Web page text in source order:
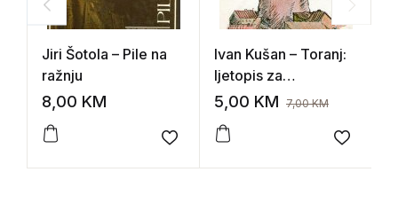
Jiri Šotola – Pile na
ražnju
8,00 KM
Add to wishlist
Ivan Kušan – Toranj:
ljetopis za
razbribrigu
5,00 KM 7,00KM
Add to